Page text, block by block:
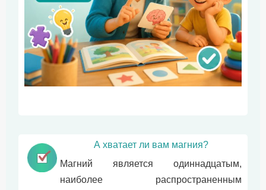
А хватает ли вам магния?
Магний является одиннадцатым,
наиболее распространенным